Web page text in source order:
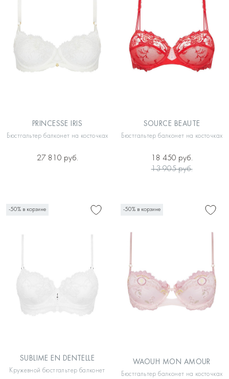
PRINCESSE IRIS
Бюстгальтер балконет на косточках
27 810 руб.
SOURCE BEAUTE
Бюстгальтер балконет на косточках
18 450 руб.
13 905 руб.
-50% в корзине
SUBLIME EN DENTELLE
Кружевной бюстгальтер балконет
-50% в корзине
WAOUH MON AMOUR
Бюстгальтер балконет на косточках